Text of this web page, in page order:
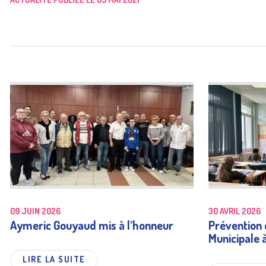
09 JUIN 2026
Aymeric Gouyaud mis à l’honneur
LIRE LA SUITE
30 AVRIL 2026
Prévention
Municipale